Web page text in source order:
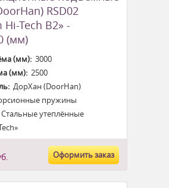
RSD02
Tech B2» -
(мм)
(мм):3000
(мм):2500
ДорХан (DoorHan)
пружины
утеплённые
Оформить заказ